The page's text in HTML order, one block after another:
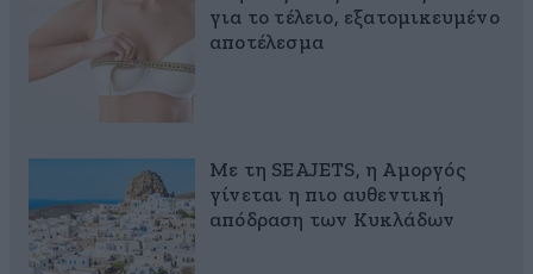
για το τέλειο, εξατομικευμένο
αποτέλεσμα
Με τη SEAJETS, η Αμοργός
γίνεται η πιο αυθεντική
απόδραση των Κυκλάδων